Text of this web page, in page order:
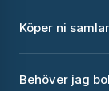
Köper ni
Behöver jag